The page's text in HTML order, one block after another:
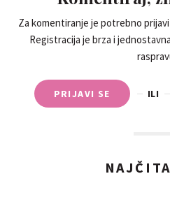
Za komentiranje je potrebno
Registracija je brza i
PRIJAVI SE ILI